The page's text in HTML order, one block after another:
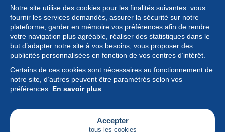
Notre site utilise des cookies pour les finalités suivantes :vous
fournir les services demandés, assurer la sécurité sur notre
plateforme, garder en mémoire vos préférences afin de rendre
votre navigation plus agréable, réaliser des statistiques dans le
but d’adapter notre site à vos besoins, vous proposer des
publicités personnalisées en fonction de vos centres d’intérêt.
Certains de ces cookies sont nécessaires au fonctionnement de
notre site, d’autres peuvent être paramétrés selon vos
préférences. En savoir plus
Accepter
tous les cookies
Collection
Actualités
Fonctionnalités
Société